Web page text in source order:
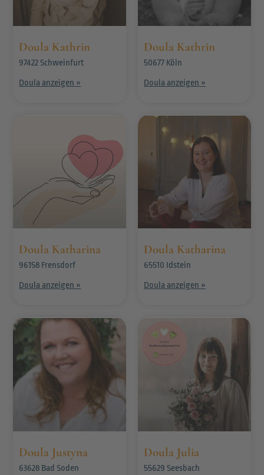
Doula Kathrin
97422 Schweinfurt
Doula anzeigen »
Doula Kathrin
50677 Köln
Doula anzeigen »
Doula Katharina
96158 Frensdorf
Doula anzeigen »
Doula Katharina
65510 Idstein
Doula anzeigen »
Doula Justyna
63628 Bad Soden
Doula Julia
55629 Seesbach